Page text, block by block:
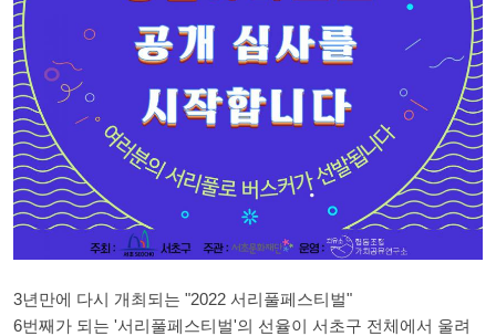
3년만에 다시 개최되는 "2022 서리풀페스티벌"
6번째가 되는 '서리풀페스티벌'의 선율이 서초구 전체에서 울려